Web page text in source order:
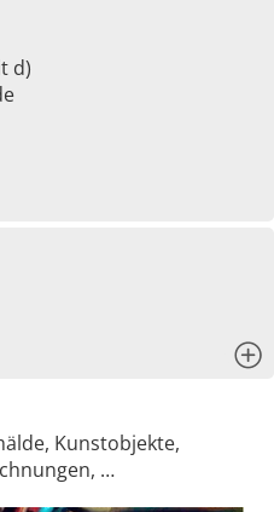
d)
Kunstobjekte,
…